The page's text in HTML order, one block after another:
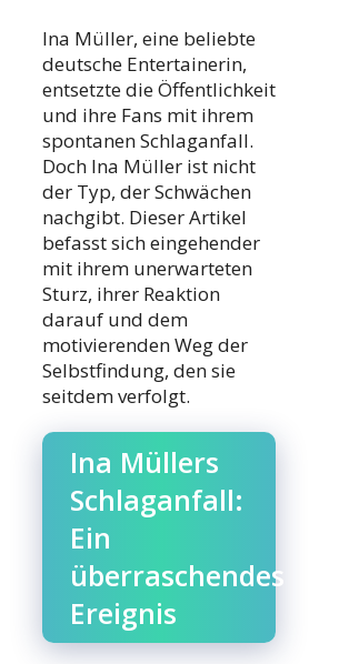
Ina Müller, eine beliebte
deutsche Entertainerin,
entsetzte die Öffentlichkeit
und ihre Fans mit ihrem
spontanen Schlaganfall.
Doch Ina Müller ist nicht
der Typ, der Schwächen
nachgibt. Dieser Artikel
befasst sich eingehender
mit ihrem unerwarteten
Sturz, ihrer Reaktion
darauf und dem
motivierenden Weg der
Selbstfindung, den sie
seitdem verfolgt.
Ina Müllers
Schlaganfall:
Ein
überraschendes
Ereignis